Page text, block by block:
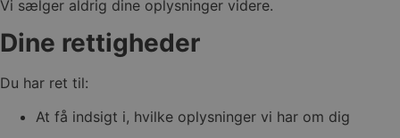
Vi sælger aldrig dine oplysninger videre.
Dine rettigheder
Du har ret til:
At få indsigt i, hvilke oplysninger vi har om dig